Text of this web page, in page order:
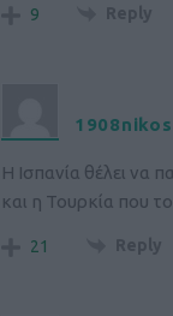
9 Reply
1908nikos
H Ισπανία θέλει να
και η Τουρκία που
21 Reply